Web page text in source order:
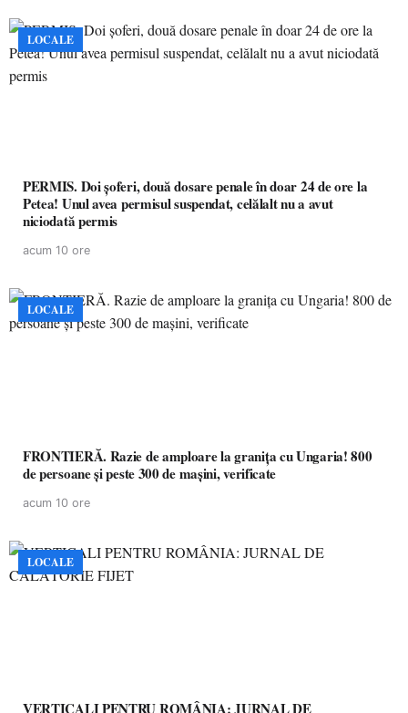
LOCALE
PERMIS. Doi șoferi, două dosare penale în doar 24 de ore la
Petea! Unul avea permisul suspendat, celălalt nu a avut
niciodată permis
acum 10 ore
LOCALE
FRONTIERĂ. Razie de amploare la granița cu Ungaria! 800
de persoane și peste 300 de mașini, verificate
acum 10 ore
LOCALE
VERTICALI PENTRU ROMÂNIA: JURNAL DE